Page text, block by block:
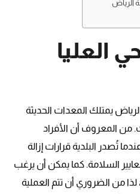
الرياض
العليا
يمتلك المعدات الحديثة
من المعروف أن الأفراد
تُصدر البلدية قرارات إزالة
السلامة. كما يمكن أن يرغب
من الضروري أن تتم العملية